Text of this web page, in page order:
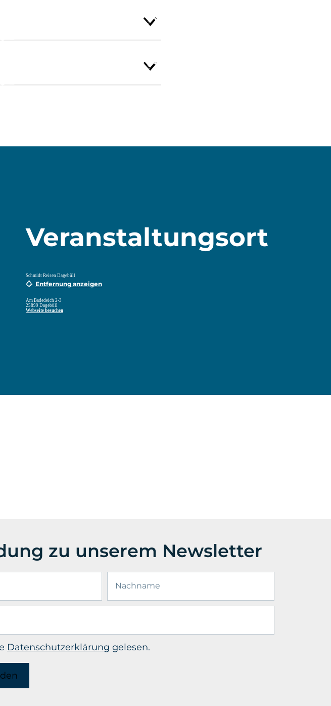
Veranstaltungsort
Schmidt Reisen Dagebüll
Entfernung anzeigen
Am Badedeich 2-3
25899 Dagebüll
Webseite besuchen
zu unserem Newsletter
Datenschutzerklärung gelesen.